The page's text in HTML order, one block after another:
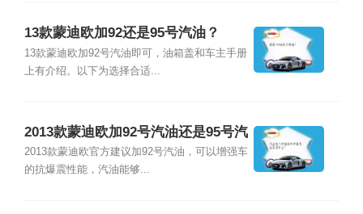
13款蒙迪欧加92还是95号汽油？
13款蒙迪欧加92号汽油即可，油箱盖和车主手册
上有介绍。以下为选择合适...
2013款蒙迪欧加92号汽油还是95号汽
油？
2013款蒙迪欧官方建议加92号汽油，可以增强车
的抗爆震性能，汽油能够...